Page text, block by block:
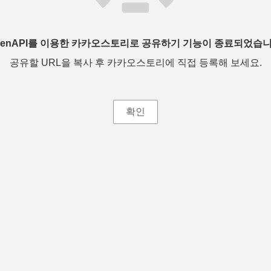
를 이용한 카카오스토리로 공유하기 기능이 종료되었습
공유할 URL을 복사 후 카카오스토리에 직접 등록해 보세요.
확인